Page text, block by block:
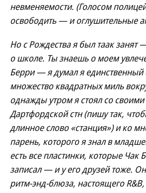
невменяемости. (Голосом
освободить — и оглушительные
Но с Рождества я был таак занят
о школе. Ты знаешь о моем
Берри — я думал я единственный
множество квадратных миль
однажды утром я стоял со
Дартфордской стн (пишу так,
длинное слово «станция») и ко
парень, которого я знал в
есть все пластинки, которые Чак
записал — и у его друзей тоже.
ритм-энд-блюза, настоящего